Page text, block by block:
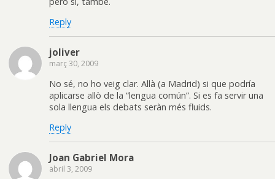
Reply
joliver
març 30, 2009
No sé, no ho veig clar. Allà (a Madrid) si que podría
aplicarse allò de la “lengua común”. Si es fa servir una
sola llengua els debats seràn més fluids.
Reply
Joan Gabriel Mora
abril 3, 2009